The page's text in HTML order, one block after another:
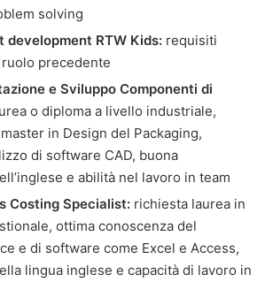
solving
development RTW Kids: requisiti
precedente
e Sviluppo Componenti di
o diploma a livello industriale,
in Design del Packaging,
di software CAD, buona
e abilità nel lavoro in team
Costing Specialist: richiesta laurea in
ottima conoscenza del
e di software come Excel e Access,
lingua inglese e capacità di lavoro in